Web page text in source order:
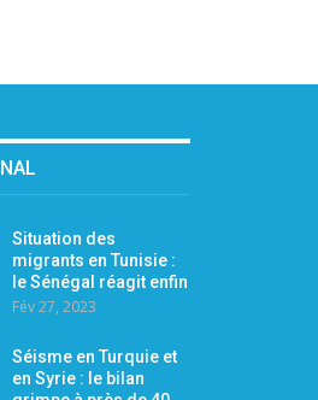
Situation des
migrants en Tunisie :
le Sénégal réagit enfin
Fév 27, 2023
Séisme en Turquie et
en Syrie : le bilan